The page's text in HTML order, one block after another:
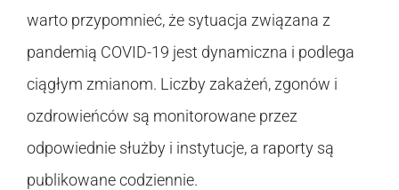
warto przypomnieć, że sytuacja związana z
pandemią COVID-19 jest dynamiczna i podlega
ciągłym zmianom. Liczby zakażeń, zgonów i
ozdrowieńców są monitorowane przez
odpowiednie służby i instytucje, a raporty są
publikowane codziennie.